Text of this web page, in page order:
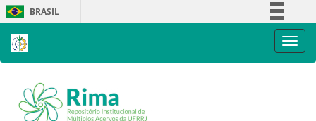
Skip
navigation
BRASIL